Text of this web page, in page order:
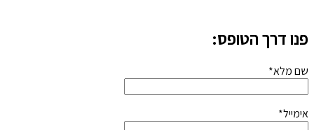
פנו דרך הטופס:
שם מלא*
אימייל*